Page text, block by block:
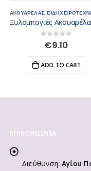
ΑΚΟΥΑΡΕΛΑΣ,ΕΙΔΗ
out of 5
€9.10
ADD TO CART
ΕΠΙΚΟΙΝΩΝΊΑ
Διεύθυνση: Αγίου